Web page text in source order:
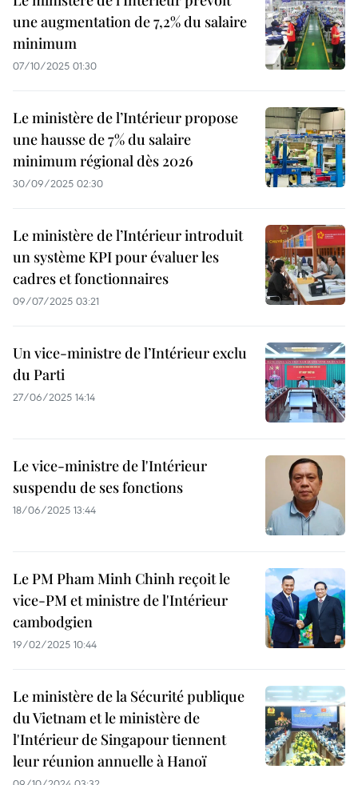
une augmentation de 7,2% du salaire
minimum
07/10/2025 01:30
Le ministère de l’Intérieur propose
une hausse de 7% du salaire
minimum régional dès 2026
30/09/2025 02:30
Le ministère de l’Intérieur introduit
un système KPI pour évaluer les
cadres et fonctionnaires
09/07/2025 03:21
Un vice-ministre de l’Intérieur exclu
du Parti
27/06/2025 14:14
Le vice-ministre de l'Intérieur
suspendu de ses fonctions
18/06/2025 13:44
Le PM Pham Minh Chinh reçoit le
vice-PM et ministre de l'Intérieur
cambodgien
19/02/2025 10:44
Le ministère de la Sécurité publique
du Vietnam et le ministère de
l'Intérieur de Singapour tiennent
leur réunion annuelle à Hanoï